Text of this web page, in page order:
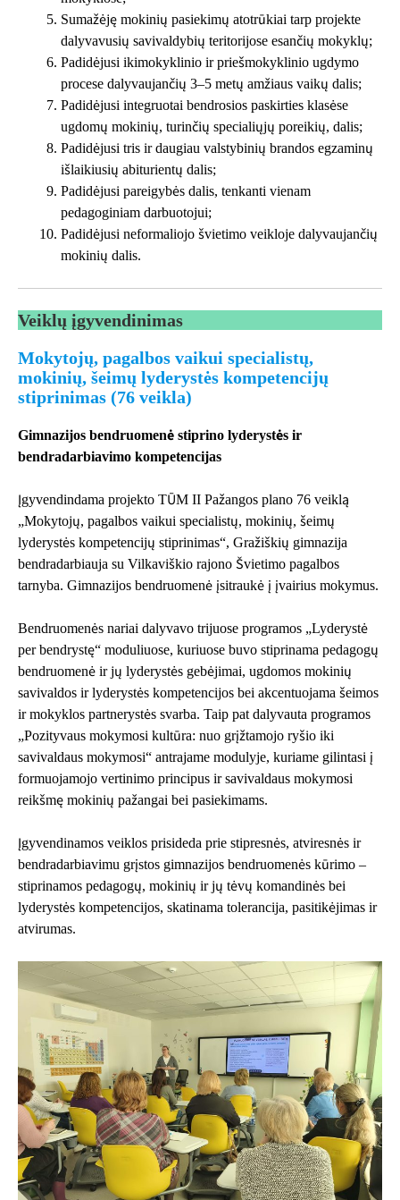
Sumažėję mokinių pasiekimų atotrūkiai tarp projekte
dalyvavusių savivaldybių teritorijose esančių mokyklų;
Padidėjusi ikimokyklinio ir priešmokyklinio ugdymo
procese dalyvaujančių 3–5 metų amžiaus vaikų dalis;
Padidėjusi integruotai bendrosios paskirties klasėse
ugdomų mokinių, turinčių specialiųjų poreikių, dalis;
Padidėjusi tris ir daugiau valstybinių brandos egzaminų
išlaikiusių abiturientų dalis;
Padidėjusi pareigybės dalis, tenkanti vienam
pedagoginiam darbuotojui;
Padidėjusi neformaliojo švietimo veikloje dalyvaujančių
mokinių dalis.
Veiklų įgyvendinimas
Mokytojų, pagalbos vaikui specialistų,
mokinių, šeimų lyderystės kompetencijų
stiprinimas (76 veikla)
Gimnazijos bendruomenė stiprino lyderystės ir
bendradarbiavimo kompetencijas
Įgyvendindama projekto TŪM II Pažangos plano 76 veiklą
„Mokytojų, pagalbos vaikui specialistų, mokinių, šeimų
lyderystės kompetencijų stiprinimas“, Gražiškių gimnazija
bendradarbiauja su Vilkaviškio rajono Švietimo pagalbos
tarnyba. Gimnazijos bendruomenė įsitraukė į įvairius mokymus.
Bendruomenės nariai dalyvavo trijuose programos „Lyderystė
per bendrystę“ moduliuose, kuriuose buvo stiprinama pedagogų
bendruomenė ir jų lyderystės gebėjimai, ugdomos mokinių
savivaldos ir lyderystės kompetencijos bei akcentuojama šeimos
ir mokyklos partnerystės svarba. Taip pat dalyvauta programos
„Pozityvaus mokymosi kultūra: nuo grįžtamojo ryšio iki
savivaldaus mokymosi“ antrajame modulyje, kuriame gilintasi į
formuojamojo vertinimo principus ir savivaldaus mokymosi
reikšmę mokinių pažangai bei pasiekimams.
Įgyvendinamos veiklos prisideda prie stipresnės, atviresnės ir
bendradarbiavimu grįstos gimnazijos bendruomenės kūrimo –
stiprinamos pedagogų, mokinių ir jų tėvų komandinės bei
lyderystės kompetencijos, skatinama tolerancija, pasitikėjimas ir
atvirumas.